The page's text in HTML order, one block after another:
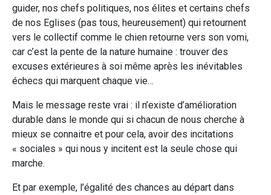
guider, nos chefs politiques, nos élites et certains chefs
de nos Eglises (pas tous, heureusement) qui retournent
vers le collectif comme le chien retourne vers son vomi,
car c’est la pente de la nature humaine : trouver des
excuses extérieures à soi même après les inévitables
échecs qui marquent chaque vie…
Mais le message reste vrai : il n’existe d’amélioration
durable dans le monde qui si chacun de nous cherche à
mieux se connaitre et pour cela, avoir des incitations
« sociales » qui nous y incitent est la seule chose qui
marche.
Et par exemple, l’égalité des chances au départ dans